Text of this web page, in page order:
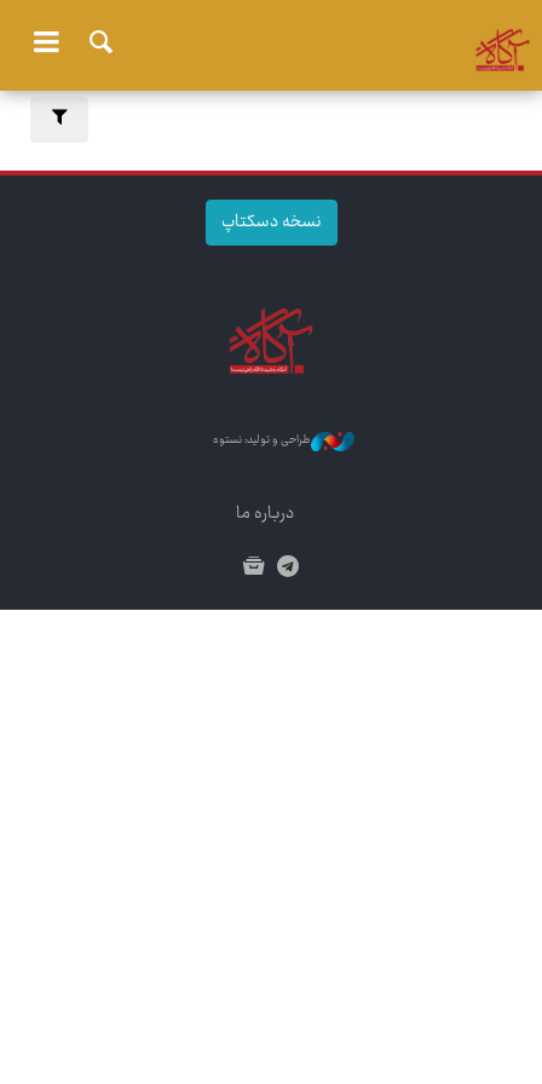
نسخه دسکتاپ
طراحی و تولید: نستوه
درباره ما